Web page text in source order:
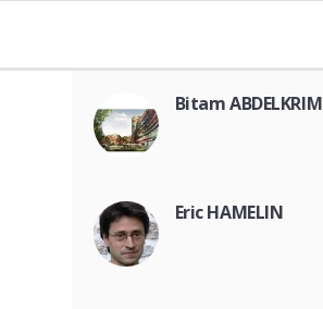
Bitam ABDELKRIM
Eric HAMELIN